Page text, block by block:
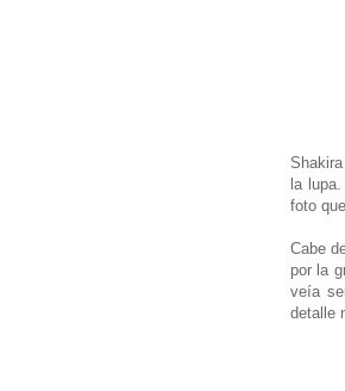
la
foto
Cabe
por la
veía
detalle